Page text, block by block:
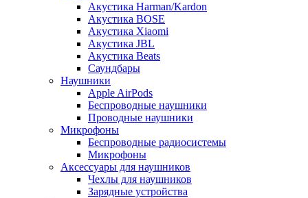
Акустика Harman/Kardon
Акустика BOSE
Акустика Xiaomi
Акустика JBL
Акустика Beats
Саундбары
Наушники
Apple AirPods
Беспроводные наушники
Проводные наушники
Микрофоны
Беспроводные радиосистемы
Микрофоны
Аксессуары для наушников
Чехлы для наушников
Зарядные устройства